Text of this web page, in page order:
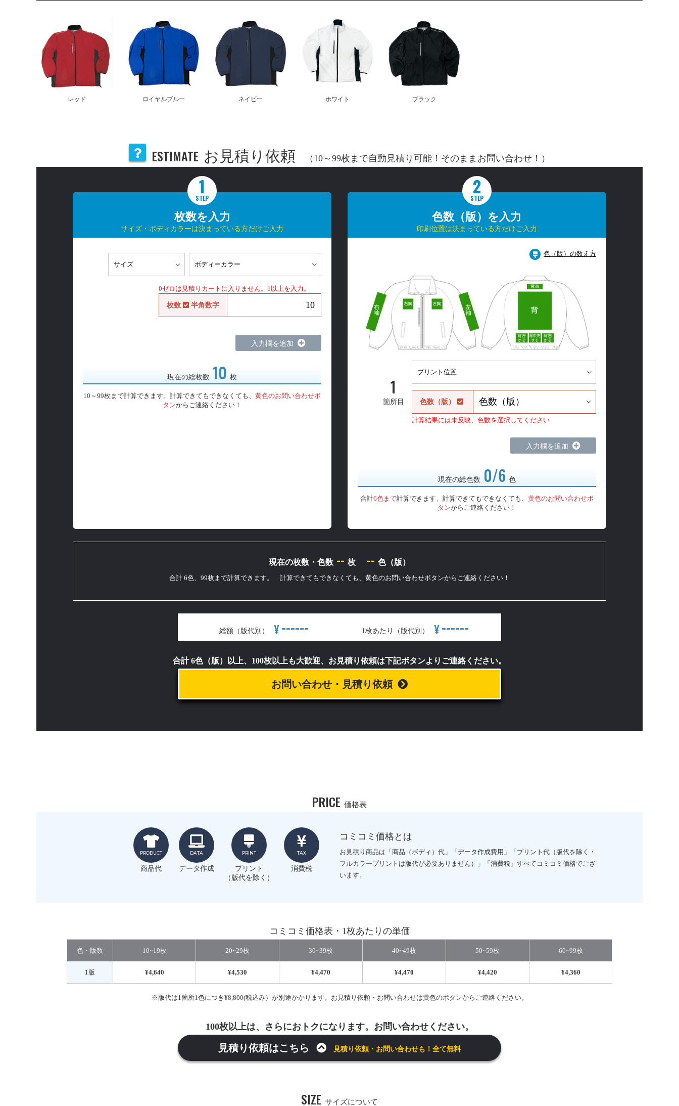
レッド ロイヤルブルー ネイビー ホワイト ブラック
ESTIMATE お見積り依頼 （10～99枚まで自動見積り可能！そのままお問い合わせ！）
1
STEP
枚数を入力
サイズ・ボディカラーは決まっている方だけご入力
0ゼロは見積りカートに入りません。1以上を入力。
枚数 半角数字
入力欄を追加
現在の総枚数 10 枚
10～99枚まで計算できます。計算できてもできなくても、黄色のお問い合わせボ
タンからご連絡ください！
2
STEP
色数（版）を入力
印刷位置は決まっている方だけご入力
色（版）の数え方
1
箇所目 色数（版）
計算結果には未反映、色数を選択してください
入力欄を追加
現在の総色数 0/6 色
合計6色まで計算できます、計算できてもできなくても、 黄色のお問い合わせボ
タンからご連絡ください！
現在の枚数・色数 -- 枚 -- 色（版）
合計 6色、99枚まで計算できます。 計算できてもできなくても、黄色のお問い合わせボタンからご連絡ください！
総額（版代別） ¥ ------ 1枚あたり（版代別） ¥------
合計 6色（版）以上、100枚以上も大歓迎、お見積り依頼は下記ボタンよりご連絡ください。
お問い合わせ・見積り依頼
PRICE 価格表
PRODUCT
商品代
DATA
データ作成
PRINT
プリント
（版代を除く）
TAX
消費税
コミコミ価格とは
お見積り商品は「商品（ボディ）代」「データ作成費用」「プリント代（版代を除く・
フルカラープリントは版代が必要ありません）」「消費税」すべてコミコミ価格でござ
います。
コミコミ価格表・1枚あたりの単価
色・版数 10~19枚 20~29枚 30~39枚 40~49枚 50~59枚 60~99枚
1版 ¥4,640 ¥4,530 ¥4,470 ¥4,470 ¥4,420 ¥4,360
※版代は1箇所1色につき¥8,800(税込み）が別途かかります。お見積り依頼・お問い合わせは黄色のボタンからご連絡ください。
100枚以上は、さらにおトクになります。お問い合わせください。
見積り依頼はこちら 見積り依頼・お問い合わせも！全て無料
SIZE サイズについて